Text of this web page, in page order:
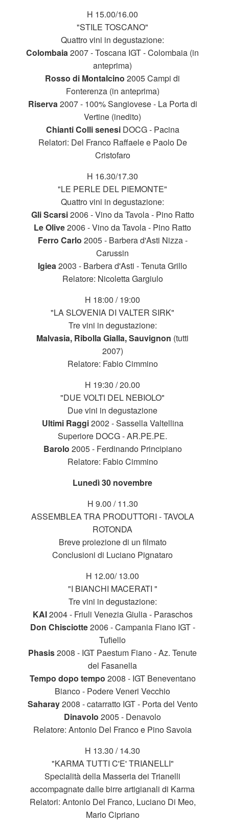
H 15.00/16.00
"STILE TOSCANO"
Quattro vini in degustazione:
Colombaia2007 - Toscana IGT - Colombaia (in
anteprima)
Rosso di Montalcino 2005 Campi di
Fonterenza (in anteprima)
Riserva2007 - 100% Sangiovese - La Porta di
Vertine (inedito)
Chianti Colli senesiDOCG - Pacina
Relatori: Del Franco Raffaele e Paolo De
Cristofaro
H 16.30/17.30
"LE PERLE DEL PIEMONTE"
Quattro vini in degustazione:
Gli Scarsi2006 - Vino da Tavola - Pino Ratto
Le Olive2006 - Vino da Tavola - Pino Ratto
Ferro Carlo 2005 - Barbera d'Asti Nizza -
Carussin
Igiea2003 - Barbera d'Asti - Tenuta Grillo
Relatore: Nicoletta Gargiulo
H 18:00 / 19:00
"LA SLOVENIA DI VALTER SIRK"
Tre vini in degustazione:
Malvasia, Ribolla Gialla, Sauvignon (tutti
2007)
Relatore: Fabio Cimmino
H 19:30 / 20.00
"DUE VOLTI DEL NEBIOLO"
Due vini in degustazione
Ultimi Raggi2002 - Sassella Valtellina
Superiore DOCG - AR.PE.PE.
Barolo 2005 - Ferdinando Principiano
Relatore: Fabio Cimmino
Lunedì 30 novembre
H 9.00 / 11.30
ASSEMBLEA TRA PRODUTTORI - TAVOLA
ROTONDA
Breve proiezione di un filmato
Conclusioni di Luciano Pignataro
H 12.00/ 13.00
"I BIANCHI MACERATI "
Tre vini in degustazione:
KAI2004 - Friuli Venezia Giulia - Paraschos
Don Chisciotte2006 - Campania Fiano IGT -
Tufiello
Phasis2008 - IGT Paestum Fiano - Az. Tenute
del Fasanella
Tempo dopo tempo 2008 - IGT Beneventano
Bianco - Podere Veneri Vecchio
Saharay2008 - catarratto IGT - Porta del Vento
Dinavolo 2005 - Denavolo
Relatore: Antonio Del Franco e Pino Savoia
H 13.30 / 14.30
"KARMA TUTTI C'E' TRIANELLI"
Specialità della Masseria dei Trianelli
accompagnate dalle birre artigianali di Karma
Relatori: Antonio Del Franco, Luciano Di Meo,
Mario Cipriano